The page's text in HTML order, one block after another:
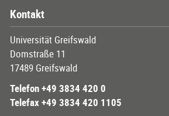
Kontakt
Universität Greifswald
Domstraße 11
17489 Greifswald
Telefon +49 3834 420 0
Telefax +49 3834 420 1105